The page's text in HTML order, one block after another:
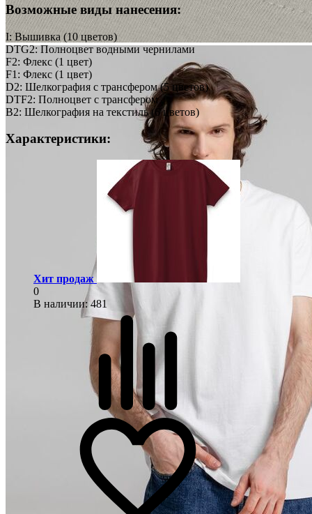
Возможные виды нанесения:
I: Вышивка (10 цветов)
DTG2: Полноцвет водными чернилами
F2: Флекс (1 цвет)
F1: Флекс (1 цвет)
D2: Шелкография с трансфером (5 цветов)
DTF2: Полноцвет с трансфером
B2: Шелкография на текстиль (6 цветов)
Характеристики:
Хит продаж
0
В наличии: 481